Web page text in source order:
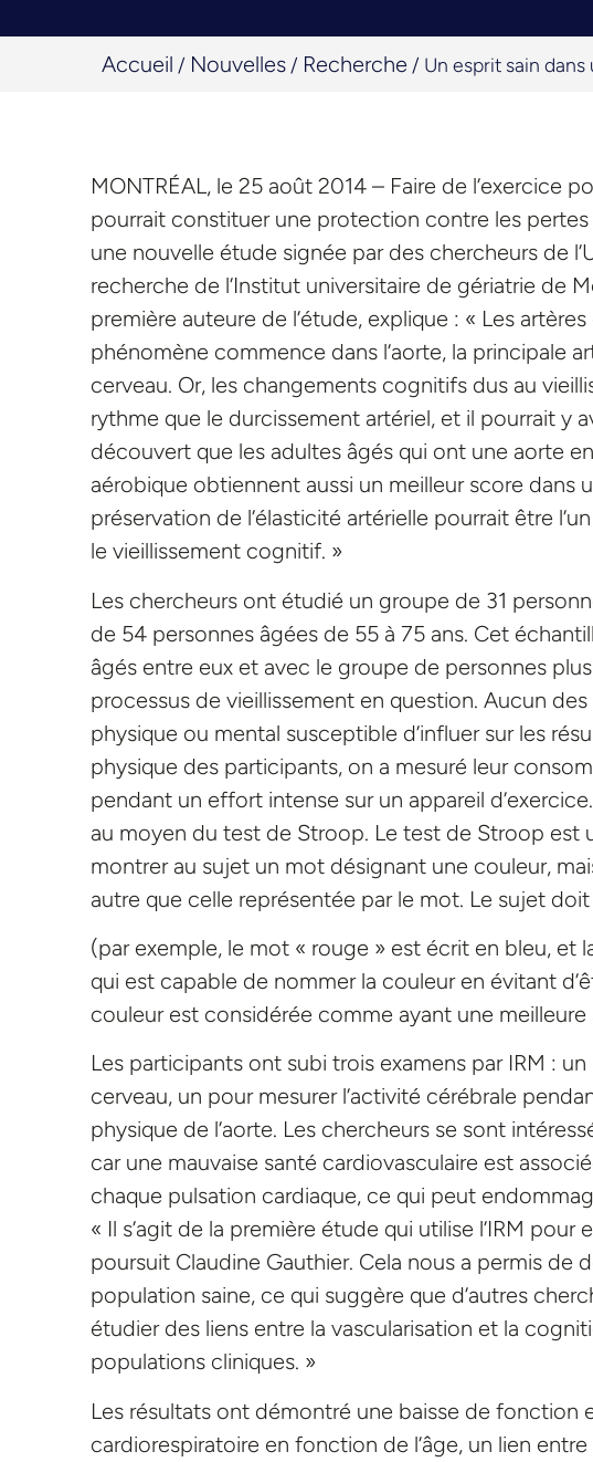
Accueil / Nouvelles / Recherche / Un esprit sain
MONTRÉAL, le 25 août 2014 – Faire de l’exercice
pourrait constituer une protection contre les
une nouvelle étude signée par des chercheurs de
recherche de l’Institut universitaire de gériatrie de
première auteure de l’étude, explique : « Les
phénomène commence dans l’aorte, la principale
cerveau. Or, les changements cognitifs dus au
rythme que le durcissement artériel, et il pourrait y
découvert que les adultes âgés qui ont une aorte
aérobique obtiennent aussi un meilleur score dans
préservation de l’élasticité artérielle pourrait être
le vieillissement cognitif. »
Les chercheurs ont étudié un groupe de 31
de 54 personnes âgées de 55 à 75 ans. Cet
âgés entre eux et avec le groupe de personnes
processus de vieillissement en question. Aucun
physique ou mental susceptible d’influer sur les
physique des participants, on a mesuré leur
pendant un effort intense sur un appareil
au moyen du test de Stroop. Le test de Stroop
montrer au sujet un mot désignant une couleur,
autre que celle représentée par le mot. Le sujet
(par exemple, le mot « rouge » est écrit en bleu, et
qui est capable de nommer la couleur en évitant
couleur est considérée comme ayant une
Les participants ont subi trois examens par IRM :
cerveau, un pour mesurer l’activité cérébrale
physique de l’aorte. Les chercheurs se sont
car une mauvaise santé cardiovasculaire est
chaque pulsation cardiaque, ce qui peut
« Il s’agit de la première étude qui utilise l’IRM
poursuit Claudine Gauthier. Cela nous a permis de
population saine, ce qui suggère que d’autres
étudier des liens entre la vascularisation et la
populations cliniques. »
Les résultats ont démontré une baisse de fonction
cardiorespiratoire en fonction de l’âge, un lien